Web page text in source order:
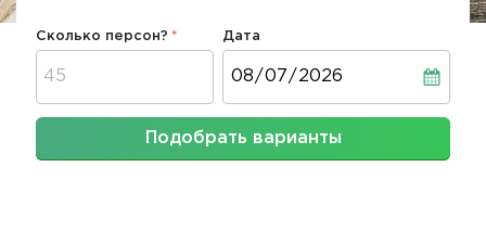
Сколько персон? Дата
Подобрать варианты